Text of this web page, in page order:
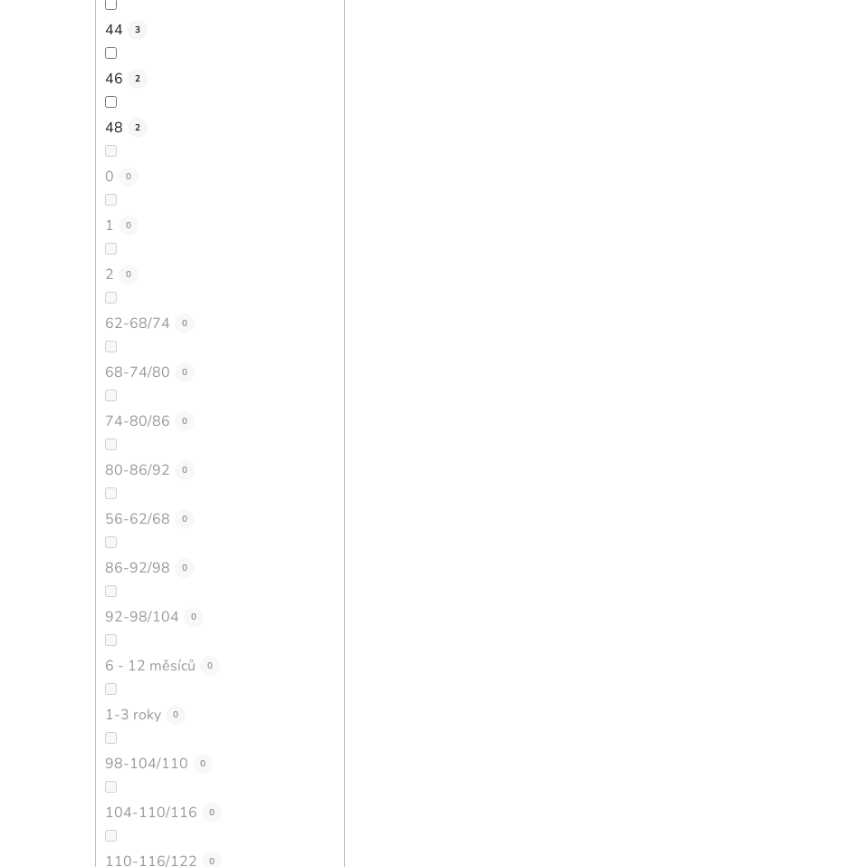
44 3
46 2
48 2
0 0
1 0
2 0
62-68/74 0
68-74/80 0
74-80/86 0
80-86/92 0
56-62/68 0
86-92/98 0
92-98/104 0
6 - 12 měsíců 0
1-3 roky 0
98-104/110 0
104-110/116 0
110-116/122 0